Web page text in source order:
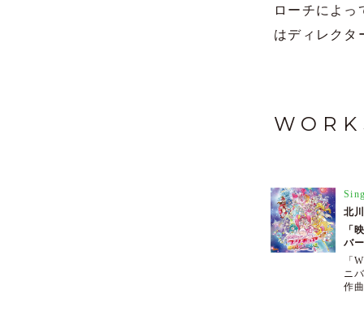
ローチによ
はディレクタ
北
「
バ
「
ニ
作